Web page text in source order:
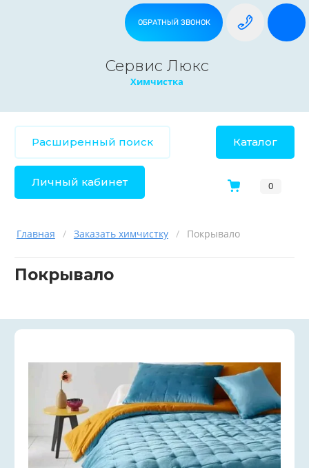
ОБРАТНЫЙ ЗВОНОК
Сервис Люкс
Химчистка
Расширенный поиск Каталог
Личный кабинет 0
Главная / Заказать химчистку / Покрывало
Покрывало